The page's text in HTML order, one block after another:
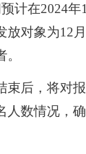
在2024年1
放对象为12
后，将对报
人数情况，